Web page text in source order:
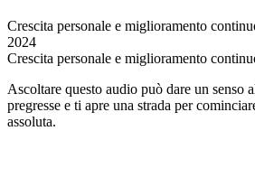
Tolle:
Guida
per
Applicarlo
Crescita personale e miglioramento
2024
Crescita personale e miglioramento
Ascoltare questo audio può dare un senso
pregresse e ti apre una strada per
assoluta.